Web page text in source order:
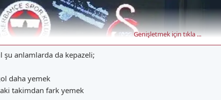
Genişletmek için tıkla ...
şu anlamlarda da kepazeli;
daha yemek
takimdan fark yemek